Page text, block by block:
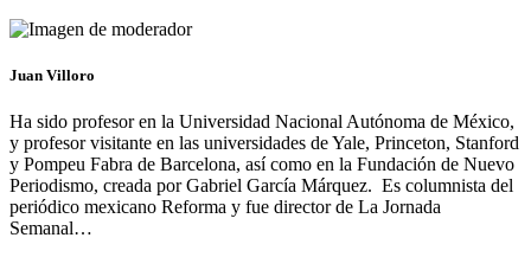
Juan Villoro
Ha sido profesor en la Universidad Nacional Autónoma de México,
y profesor visitante en las universidades de Yale, Princeton, Stanford
y Pompeu Fabra de Barcelona, así como en la Fundación de Nuevo
Periodismo, creada por Gabriel García Márquez. Es columnista del
periódico mexicano Reforma y fue director de La Jornada
Semanal…